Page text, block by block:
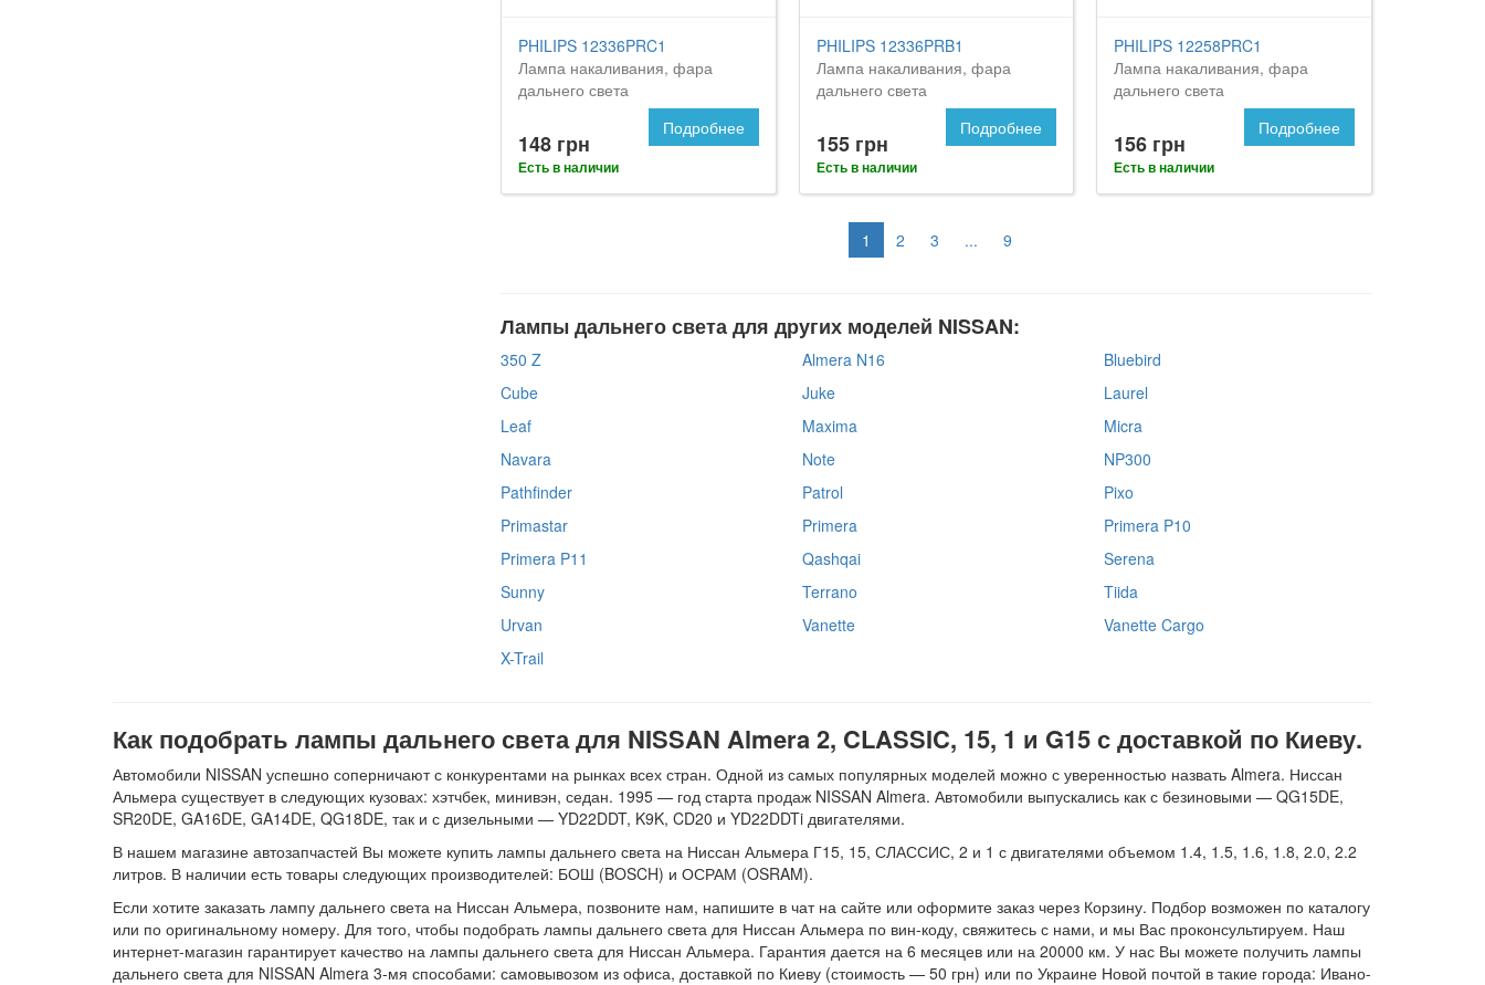
PHILIPS 12336PRC1
Лампа накаливания, фара
дальнего света
148 грн
Есть в наличии
Подробнее
PHILIPS 12336PRB1
Лампа накаливания, фара
дальнего света
155 грн
Есть в наличии
Подробнее
PHILIPS 12258PRC1
Лампа накаливания, фара
дальнего света
156 грн
Есть в наличии
Подробнее
1 2 3 ... 9
Лампы дальнего света для других моделей NISSAN:
350 Z Almera N16
Bluebird
Cube
Juke
Laurel
Leaf
Maxima
Micra
Navara
Note
NP300
Pathfinder
Patrol
Pixo
Primastar
Primera
Primera P10
Primera P11
Qashqai
Serena
Sunny
Terrano
Tiida
Urvan
Vanette
Vanette Cargo
X-Trail
Как подобрать лампы дальнего света для NISSAN Almera 2, CLASSIC, 15, 1 и G15 с доставкой по Киеву.
Автомобили NISSAN успешно соперничают с конкурентами на рынках всех стран. Одной из самых популярных моделей можно с уверенностью назвать Almera. Ниссан
Альмера существует в следующих кузовах: хэтчбек, минивэн, седан. 1995 — год старта продаж NISSAN Almera. Автомобили выпускались как с безиновыми — QG15DE,
SR20DE, GA16DE, GA14DE, QG18DE, так и с дизельными — YD22DDT, K9K, CD20 и YD22DDTi двигателями.
В нашем магазине автозапчастей Вы можете купить лампы дальнего света на Ниссан Альмера Г15, 15, СЛАССИС, 2 и 1 с двигателями объемом 1.4, 1.5, 1.6, 1.8, 2.0, 2.2
литров. В наличии есть товары следующих производителей: БОШ (BOSCH) и ОСРАМ (OSRAM).
Если хотите заказать лампу дальнего света на Ниссан Альмера, позвоните нам, напишите в чат на сайте или оформите заказ через Корзину. Подбор возможен по каталогу
или по оригинальному номеру. Для того, чтобы подобрать лампы дальнего света для Ниссан Альмера по вин-коду, свяжитесь с нами, и мы Вас проконсультируем. Наш
интернет-магазин гарантирует качество на лампы дальнего света для Ниссан Альмера. Гарантия дается на 6 месяцев или на 20000 км. У нас Вы можете получить лампы
дальнего света для NISSAN Almera 3-мя способами: самовывозом из офиса, доставкой по Киеву (стоимость — 50 грн) или по Украине Новой почтой в такие города: Ивано-